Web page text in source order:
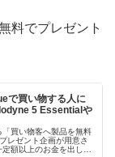
料でプレゼント
で買い物する人に
5 Essentialや
買い物客へ製品を無料
レゼント企画が用意さ
額以上のお金を出して